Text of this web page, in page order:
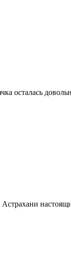
осталась
в Астрахани